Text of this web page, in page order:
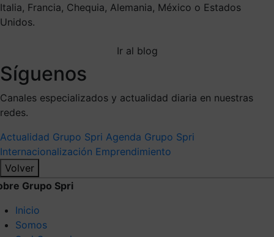
Italia, Francia, Chequia, Alemania, México o Estados
Unidos.
Ir al blog
Síguenos
Canales especializados y actualidad diaria en nuestras
redes.
Actualidad Grupo Spri Agenda Grupo Spri
Internacionalización Emprendimiento
Volver
Grupo Spri
Inicio
Somos